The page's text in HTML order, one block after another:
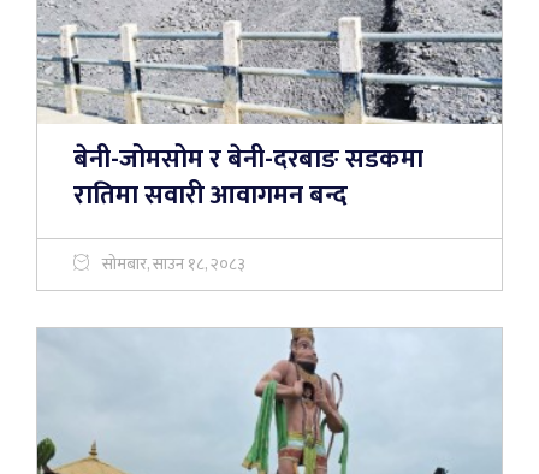
बेनी-जोमसोम र बेनी-दरबाङ सडकमा
रातिमा सवारी आवागमन बन्द
सोमबार, साउन १८, २०८३